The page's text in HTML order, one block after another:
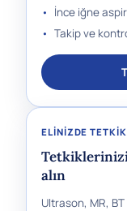
•
İnce iğne
• Takip ve
ELINIZDE
alın
Ultrason, MR,